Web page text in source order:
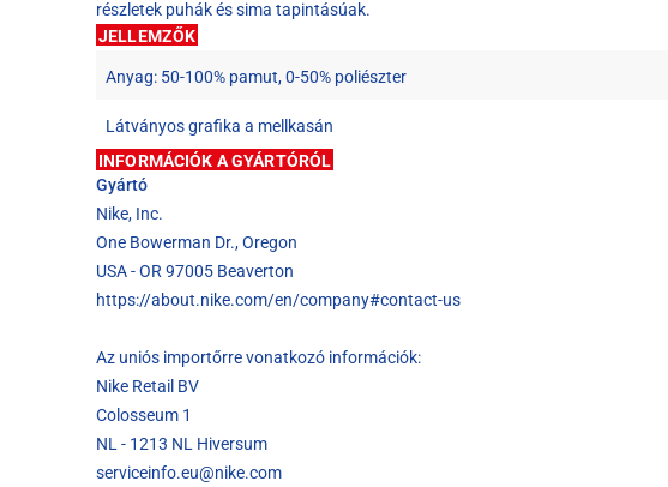
részletek puhák és sima tapintásúak.
JELLEMZŐK
Anyag: 50-100% pamut, 0-50% poliészter
Látványos grafika a mellkasán
INFORMÁCIÓK A GYÁRTÓRÓL
Gyártó
Nike, Inc.
One Bowerman Dr., Oregon
USA - OR 97005 Beaverton
https://about.nike.com/en/company#contact-us
Az uniós importőrre vonatkozó információk:
Nike Retail BV
Colosseum 1
NL - 1213 NL Hiversum
serviceinfo.eu@nike.com